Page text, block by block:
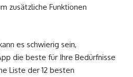
zusätzliche Funktionen
es schwierig sein,
die beste für Ihre Bedürfnisse
Liste der 12 besten